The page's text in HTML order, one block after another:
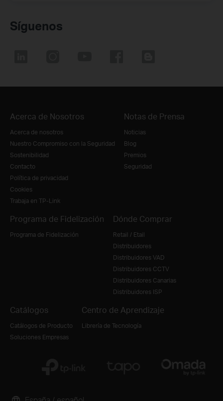
Síguenos
Acerca de Nosotros
Acerca de nosotros
Nuestro Compromiso con la Seguridad
Sostenibilidad
Contacto
Política de privacidad
Cookies
Trabaja en TP-Link
Notas de Prensa
Noticias
Blog
Premios
Seguridad
Programa de Fidelización
Programa de Fidelización
Dónde Comprar
Retail / Etail
Distribuidores
Distribuidores VAD
Distribuidores CCTV
Distribuidores Canarias
Distribuidores ISP
Catálogos
Catálogos de Producto
Soluciones Empresas
Centro de Aprendizaje
Librería de Tecnología